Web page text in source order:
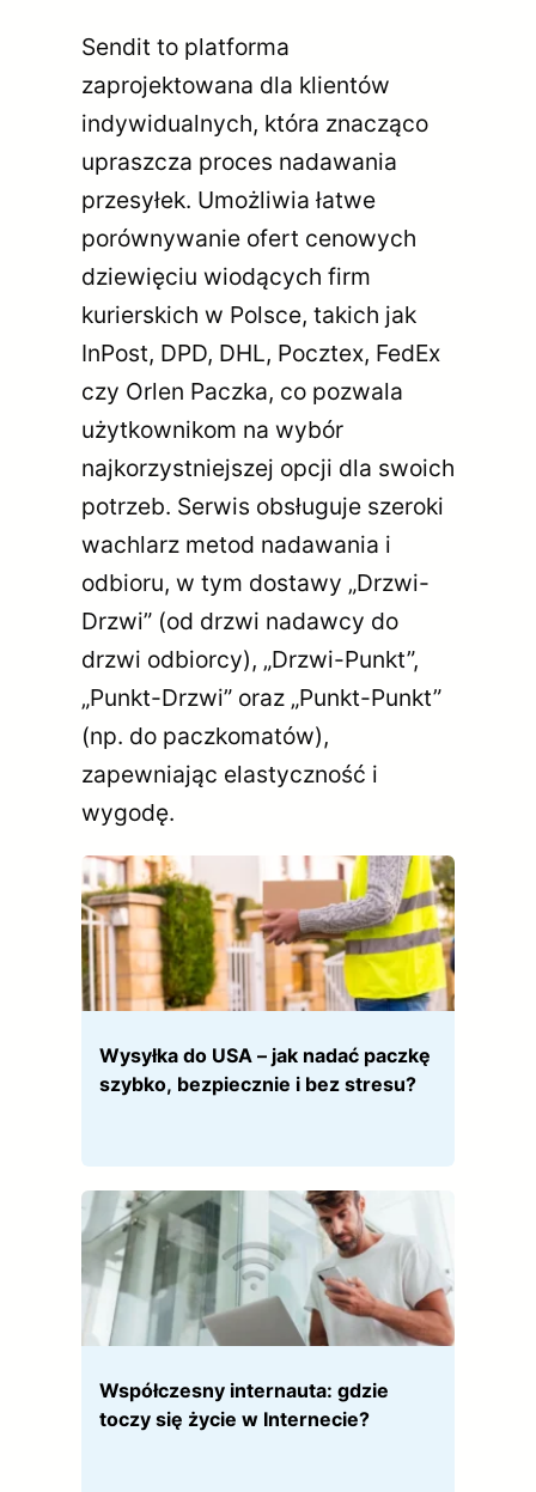
Sendit to platforma
zaprojektowana dla klientów
indywidualnych, która znacząco
upraszcza proces nadawania
przesyłek. Umożliwia łatwe
porównywanie ofert cenowych
dziewięciu wiodących firm
kurierskich w Polsce, takich jak
InPost, DPD, DHL, Pocztex, FedEx
czy Orlen Paczka, co pozwala
użytkownikom na wybór
najkorzystniejszej opcji dla swoich
potrzeb. Serwis obsługuje szeroki
wachlarz metod nadawania i
odbioru, w tym dostawy „Drzwi-
Drzwi” (od drzwi nadawcy do
drzwi odbiorcy), „Drzwi-Punkt”,
„Punkt-Drzwi” oraz „Punkt-Punkt”
(np. do paczkomatów),
zapewniając elastyczność i
wygodę.
Wysyłka do USA – jak nadać paczkę
szybko, bezpiecznie i bez stresu?
Współczesny internauta: gdzie
toczy się życie w Internecie?